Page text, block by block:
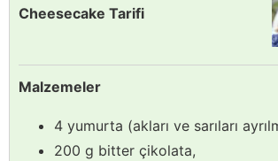
Cheesecake Tarifi
Malzemeler
4 yumurta (akları ve sarıları
200 g bitter çikolata,